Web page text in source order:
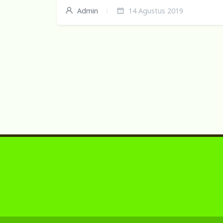
Admin 14 Agustus 2019